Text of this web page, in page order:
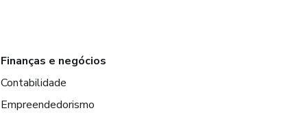
Finanças e negócios
Contabilidade
Empreendedorismo